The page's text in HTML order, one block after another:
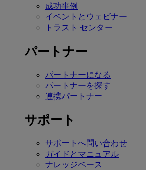
成功事例
イベントとウェビナー
トラスト センター
パートナー
パートナーになる
パートナーを探す
連携パートナー
サポート
サポートへ問い合わせ
ガイドとマニュアル
ナレッジベース